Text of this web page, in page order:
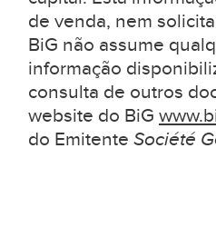
de venda, nem
BiG não assume
informação
consulta de outros
website do BiG
do Emitente Société